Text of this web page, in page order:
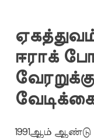
ஏகத்துவம்
ஈராக்
1991ஆம் ஆண்டு